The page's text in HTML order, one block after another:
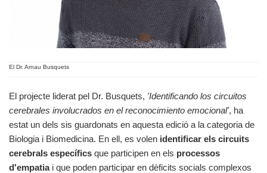
El Dr. Arnau Busquets
El projecte liderat pel Dr. Busquets, 'Identificando los circuitos
cerebrales involucrados en el reconocimiento emocional', ha
estat un dels sis guardonats en aquesta edició a la categoria de
Biologia i Biomedicina. En ell, es volen identificar els circuits
cerebrals específics que participen en els processos
d'empatiai que poden participar en dèficits socials complexos